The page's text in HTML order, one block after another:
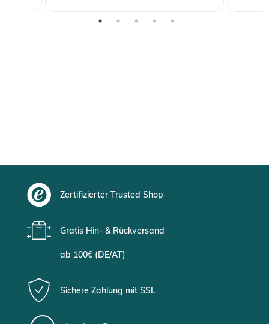
Zertifizierter Trusted Shop
Gratis Hin- & Rückversand
ab 100€ (DE/AT)
Sichere Zahlung mit SSL